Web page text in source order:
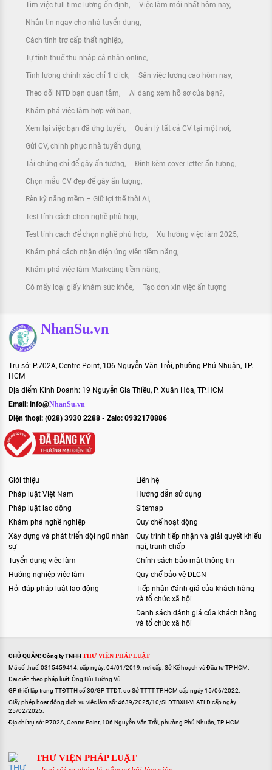
Tìm việc full time lương ổn định Việc làm mới nhất hôm nay
Nhắn tin ngay cho nhà tuyển dụng
Cách tính trợ cấp thất nghiệp
Tự tính thuế thu nhập cá nhân online
Tính lương chính xác chỉ 1 click Săn việc lương cao hôm nay
Theo dõi NTD bạn quan tâm Ai đang xem hồ sơ của bạn?
Khám phá việc làm hợp với bạn
Xem lại việc bạn đã ứng tuyển Quản lý tất cả CV tại một nơi
Gửi CV, chinh phục nhà tuyển dụng
Tải chứng chỉ để gây ấn tượng Đính kèm cover letter ấn tượng
Chọn mẫu CV đẹp để gây ấn tượng
Rèn kỹ năng mềm – Giữ lợi thế thời AI
Test tính cách chọn nghề phù hợp
Test tính cách để chọn nghề phù hợp Xu hướng việc làm 2025
Khám phá cách nhận diện ứng viên tiềm năng
Khám phá việc làm Marketing tiềm năng
Có mấy loại giấy khám sức khỏe Tạo đơn xin việc ấn tượng
NhanSu.vn
Trụ sở: P.702A, Centre Point, 106 Nguyễn Văn Trỗi, phường Phú Nhuận, TP.
HCM
Địa điểm Kinh Doanh: 19 Nguyễn Gia Thiều, P. Xuân Hòa, TP.HCM
Email: info@NhanSu.vn
Điện thoại: (028) 3930 2288 - Zalo: 0932170886
Giới thiệu
Pháp luật Việt Nam
Pháp luật lao động
Khám phá nghề nghiệp
Xây dựng và phát triển đội ngũ nhân
sự
Tuyển dụng việc làm
Hướng nghiệp việc làm
Hỏi đáp pháp luật lao động
Liên hệ
Hướng dẫn sử dụng
Sitemap
Quy chế hoạt động
Quy trình tiếp nhận và giải quyết khiếu
nại, tranh chấp
Chính sách bảo mật thông tin
Quy chế bảo vệ DLCN
Tiếp nhận đánh giá của khách hàng
và tổ chức xã hội
Danh sách đánh giá của khách hàng
và tổ chức xã hội
CHỦ QUẢN: Công ty TNHHTHƯ VIỆN PHÁP LUẬT
Mã số thuế: 0315459414, cấp ngày: 04/01/2019, nơi cấp: Sở Kế hoạch và Đầu tư TP HCM.
Đại diện theo pháp luật: Ông Bùi Tường Vũ
GP thiết lập trang TTĐTTH số 30/GP-TTĐT, do Sở TTTT TP.HCM cấp ngày 15/06/2022.
Giấy phép hoạt động dịch vụ việc làm số: 4639/2025/10/SLĐTBXH-VLATLĐ cấp ngày
25/02/2025.
Địa chỉ trụ sở: P.702A, Centre Point, 106 Nguyễn Văn Trỗi, phường Phú Nhuận, TP. HCM
THƯ VIỆN PHÁP LUẬT